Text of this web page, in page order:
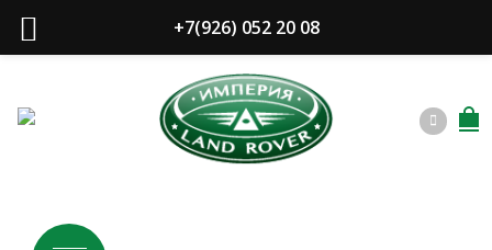
+7(926) 052 20 08